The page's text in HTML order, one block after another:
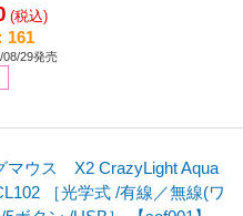
(税込)
161
08/29発売
マウス X2 CrazyLight Aqua
［光学式 /有線／無線(ワ